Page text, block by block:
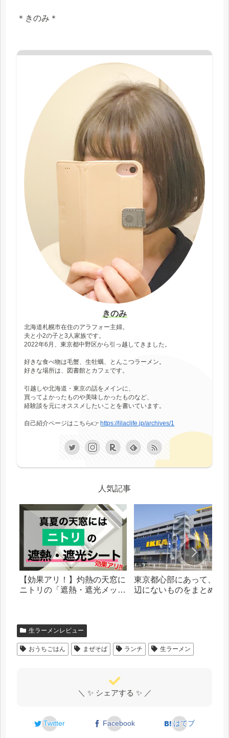
＊きのみ＊
きのみ
北海道札幌市在住のアラフォー主婦。
夫と小2の子と3人家族です。
2022年6月、東京都中野区から引っ越してきました。
好きな食べ物は毛蟹、生牡蠣、とんこつラーメン。
好きな場所は、図書館とカフェです。
引越しや北海道・東京の話をメインに、
買ってよかったものや美味しかったものなど、
経験談を元にオススメしたいことを書いています。
自己紹介ページはこちら👉 https://lilaclife.jp/archives/1
人気記事
【効果アリ！】灼熱の天窓に
ニトリの「遮熱・遮光メッシ
東京都心部にあって、札
辺にないものをまとめま
生ラーメンレビュー
おうちごはん まぜそば ランチ 生ラーメン
＼ ✨ シェアする ✨ ／
Twitter Facebook はてブ